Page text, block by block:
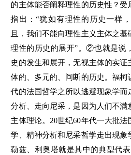
的主体能否阐释理性的历史性？受
指出：“犹如有理性的历史一样
且，我们不能向理性主义主体之
理性的历史的展开”。②也就是说
史的发生和展开，无视主体的实
体的、多元的、间断的历史。福柯
代的法国哲学之所以逃避现象学而
分析、走向尼采，是因为人们不满
主体理论。20世纪60年代一大批
学、精神分析和尼采哲学走出现象
勒兹、利奥塔就是其中的典型代